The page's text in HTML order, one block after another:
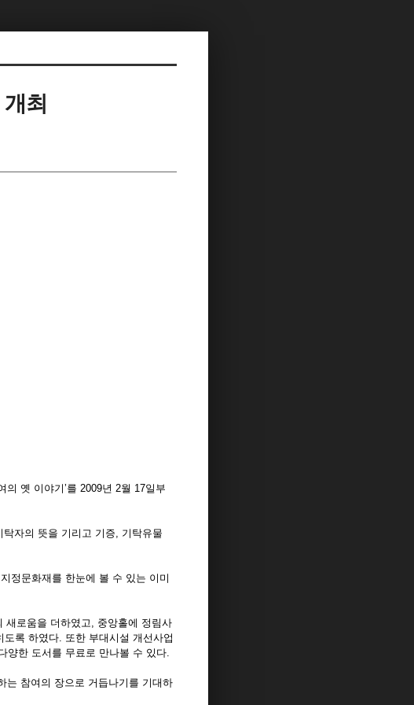
최
옛 이야기’를 2009년 2월 17일부
자의 뜻을 기리고 기증, 기탁유물
정문화재를 한눈에 볼 수 있는 이미
새로움을 더하였고, 중앙홀에 정림사
록 하였다. 또한 부대시설 개선사업
양한 도서를 무료로 만나볼 수 있다.
는 참여의 장으로 거듭나기를 기대하